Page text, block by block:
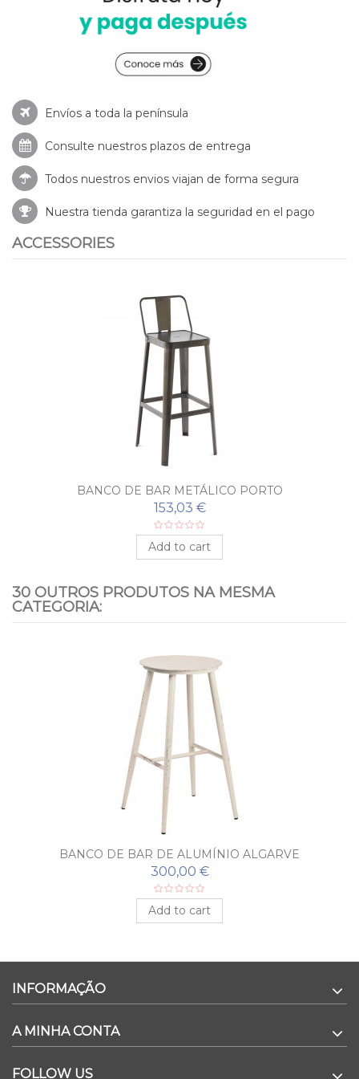
Envíos a toda la península
Consulte nuestros plazos de entrega
Todos nuestros envios viajan de forma segura
Nuestra tienda garantiza la seguridad en el pago
ACCESSORIES
BANCO DE BAR METÁLICO PORTO
153,03 €
Add to cart
30 OUTROS PRODUTOS NA MESMA
CATEGORIA:
BANCO DE BAR DE ALUMÍNIO ALGARVE
300,00 €
Add to cart
INFORMAÇÃO
A MINHA CONTA
FOLLOW US